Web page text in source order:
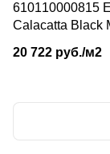
610110000815
Calacatta Black
полированная
20 722 руб./м2